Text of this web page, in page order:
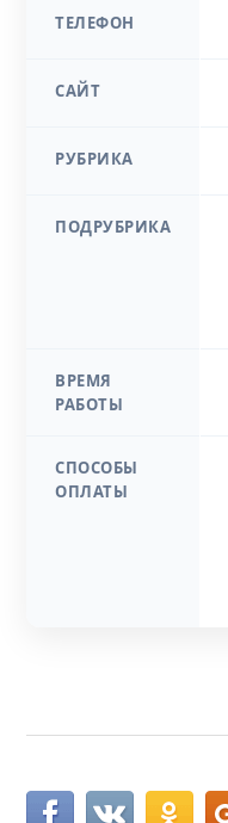
ТЕЛЕФОН
САЙТ
РУБРИКА
ПОДРУБРИКА
ВРЕМЯ
РАБОТЫ
СПОСОБЫ
ОПЛАТЫ